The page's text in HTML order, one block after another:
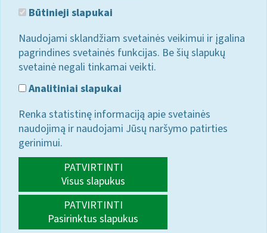
Būtinieji slapukai
Naudojami sklandžiam svetainės veikimui ir įgalina
pagrindines svetainės funkcijas. Be šių slapukų
svetainė negali tinkamai veikti.
Analitiniai slapukai
Renka statistinę informaciją apie svetainės
naudojimą ir naudojami Jūsų naršymo patirties
gerinimui.
PATVIRTINTI
Visus slapukus
PATVIRTINTI
Pasirinktus slapukus